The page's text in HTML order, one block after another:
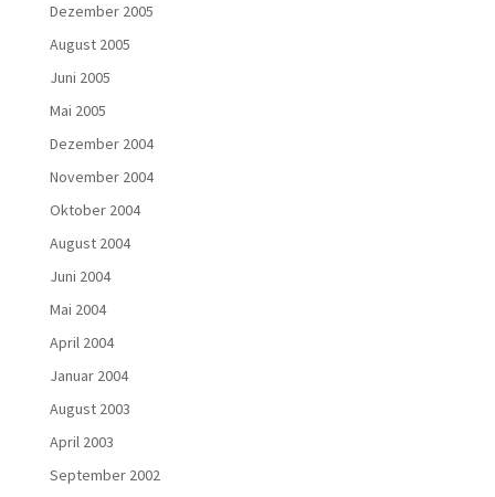
Dezember 2005
August 2005
Juni 2005
Mai 2005
Dezember 2004
November 2004
Oktober 2004
August 2004
Juni 2004
Mai 2004
April 2004
Januar 2004
August 2003
April 2003
September 2002